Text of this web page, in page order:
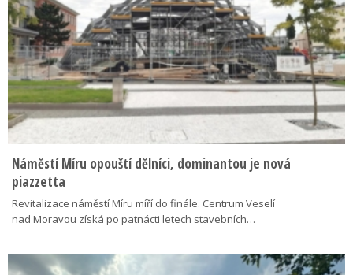
Náměstí Míru opouští dělníci, dominantou je nová
piazzetta
Revitalizace náměstí Míru míří do finále. Centrum Veselí
nad Moravou získá po patnácti letech stavebních…